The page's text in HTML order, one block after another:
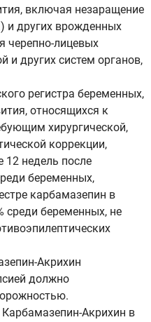
включая незаращение
и других врожденных
черепно-лицевых
и других систем органов,
регистра беременных,
относящихся к
хирургической,
коррекции,
12 недель после
беременных,
карбамазепин в
среди беременных, не
Акрихин
должно
Акрихин в